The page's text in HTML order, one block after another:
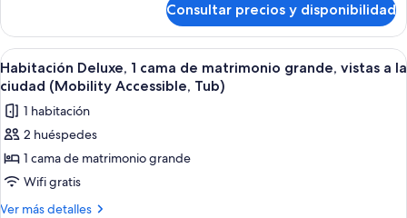
matrimonio
2
camas
de
matrimonio
Consultar precios y disponibilidad
Abrir
todas
las
fotos
de
Habitación
Deluxe,
1
Un baño moderno con dos
1
Habitación Deluxe, 1 cama de matrimonio grande, vistas a la
ciudad (Mobility Accessible, Tub)
1 habitación
2 huéspedes
1 cama de matrimonio grande
Wifi gratis
Ver más detalles
Más